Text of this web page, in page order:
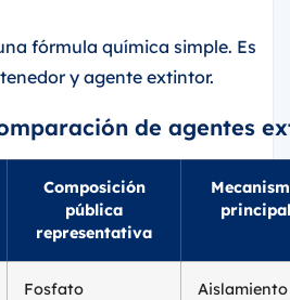
fórmula química simple. Es
y agente extintor.
de agentes
Composición
pública
representativa
principal
Fosfato
Aislamiento